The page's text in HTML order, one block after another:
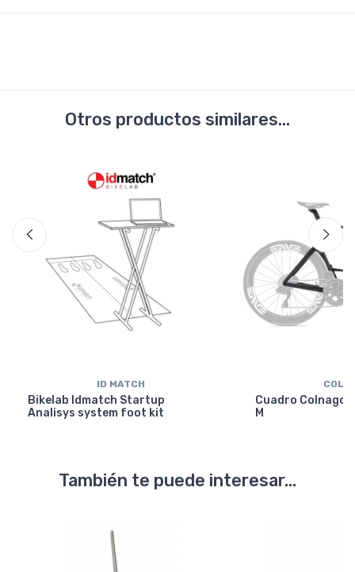
Otros productos similares...
ID MATCH
Bikelab Idmatch Startup
Analisys system foot kit
Cuadro Colnago
M
También te puede interesar...